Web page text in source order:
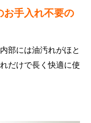
お手入れ不要の
部には油汚れがほと
だけで長く快適に使